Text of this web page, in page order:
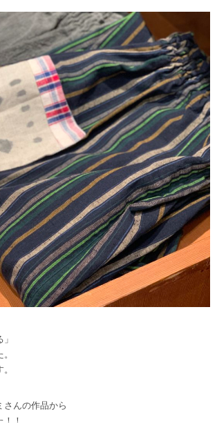
さんの作品から
！